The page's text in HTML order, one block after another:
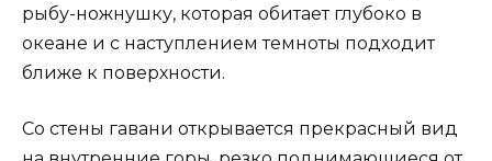
рыбу-ножнушку, которая обитает глубоко в
океане и с наступлением темноты подходит
ближе к поверхности.
Со стены гавани открывается прекрасный вид